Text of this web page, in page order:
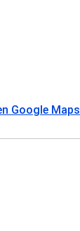
Google Maps